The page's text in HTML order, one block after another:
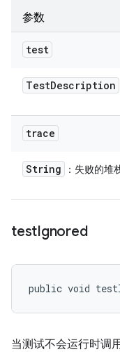
参数
test
TestDescription
trace
String ：失败的堆
testIgnored
public void
当测试不会运行时调